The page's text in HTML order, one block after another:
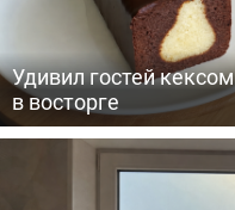
Удивил гостей
в восторге